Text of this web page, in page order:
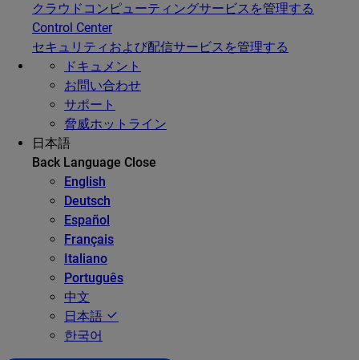
クラウドコンピューティングサービスを管理する
Control Center
セキュリティおよび配信サービスを管理する
ドキュメント
お問い合わせ
サポート
脅威ホットライン
日本語
Back Language Close
English
Deutsch
Español
Français
Italiano
Português
中文
日本語
한국어